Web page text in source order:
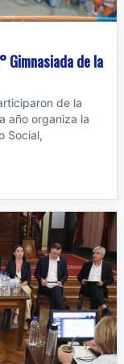
Gimnasiada de la
de la
año organiza la
Social,